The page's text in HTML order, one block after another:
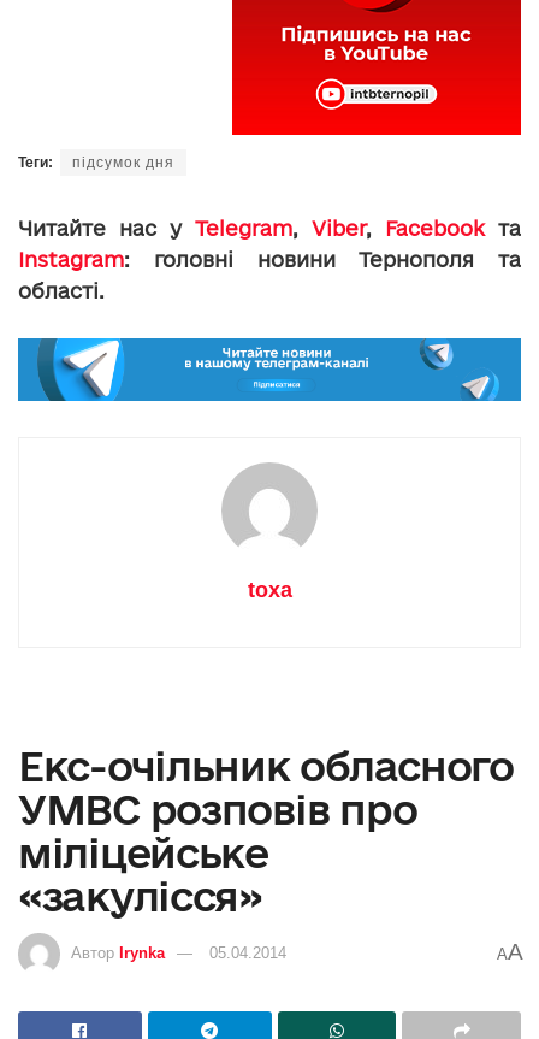
Теги: підсумок дня
Читайте нас у Telegram, Viber, Facebookта
Instagram: головні новини Тернополя та
області.
toxa
Екс-очільник обласного
УМВС розповів про
міліцейське
«закулісся»
Автор Irynka 05.04.2014 AA